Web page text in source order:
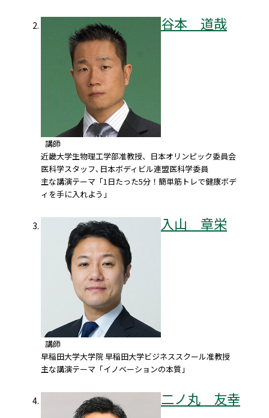
谷本 道哉
講師
近畿大学生物理工学部准教授、日本オリンピック委員会
医科学スタッフ､日本ボディビル連盟医科学委員
主な講演テーマ「1日たった5分！簡単筋トレで健康ボデ
ィを手に入れよう」
入山 章栄
講師
早稲田大学大学院 早稲田大学ビジネススクール准教授
主な講演テーマ「イノベーションの本質」
二ノ丸 友幸